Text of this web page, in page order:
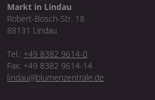
Markt in Lindau
Robert-Bosch-Str. 18
88131 Lindau
Tel.: +49 8382 9614-0
Fax: +49 8382 9614-14
lindau@blumenzentrale.de